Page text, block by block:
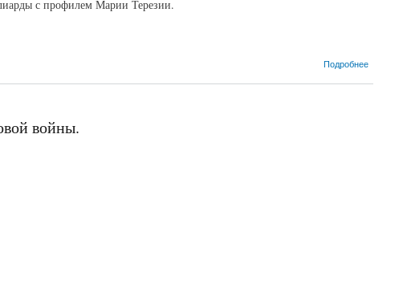
с профилем Марии Терезии.
Подробнее
войны.